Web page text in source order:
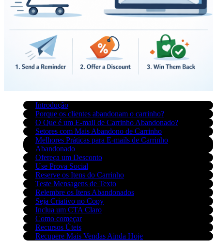
Introdução
Porque os clientes abandonam o carrinho?
O Que é um E-mail de Carrinho Abandonado?
Setores com Mais Abandono de Carrinho
Melhores Práticas para E-mails de Carrinho
Abandonado
Ofereça um Desconto
Use Prova Social
Reserve os Itens do Carrinho
Teste Mensagens de Texto
Relembre os Itens Abandonados
Seja Criativo no Copy
Inclua um CTA Claro
Como começar
Recursos Úteis
Recupere Mais Vendas Ainda Hoje